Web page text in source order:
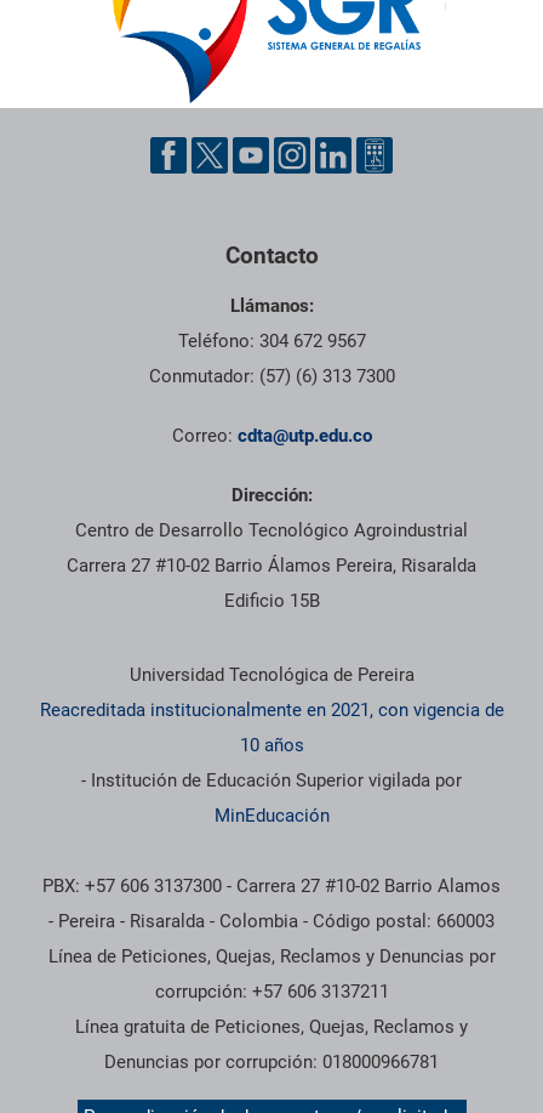
Pie de página con información de contacto, redes sociales y
Contacto
Llámanos:
Teléfono: 304 672 9567
Conmutador: (57) (6) 313 7300
Correo: cdta@utp.edu.co
Dirección:
Centro de Desarrollo Tecnológico Agroindustrial
Carrera 27 #10-02 Barrio Álamos Pereira, Risaralda
Edificio 15B
Información institucional
Universidad Tecnológica de Pereira
Reacreditada institucionalmente en 2021, con vigencia de
10 años
- Institución de Educación Superior vigilada por
MinEducación
PBX: +57 606 3137300 - Carrera 27 #10-02 Barrio Alamos
- Pereira - Risaralda - Colombia - Código postal: 660003
Línea de Peticiones, Quejas, Reclamos y Denuncias por
corrupción: +57 606 3137211
Línea gratuita de Peticiones, Quejas, Reclamos y
Denuncias por corrupción: 018000966781